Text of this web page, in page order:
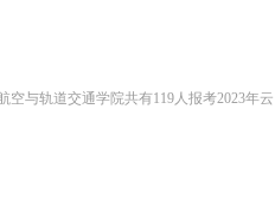
与轨道交通学院共有119人报考2023年云